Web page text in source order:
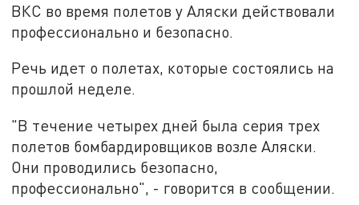
ВКС во время полетов у Аляски действовали
профессионально и безопасно.
Речь идет о полетах, которые состоялись на
прошлой неделе.
"В течение четырех дней была серия трех
полетов бомбардировщиков возле Аляски.
Они проводились безопасно,
профессионально", - говорится в сообщении.